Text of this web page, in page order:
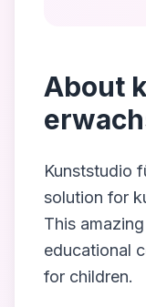
About
Kunststudio
solution for
This
educational
for children.